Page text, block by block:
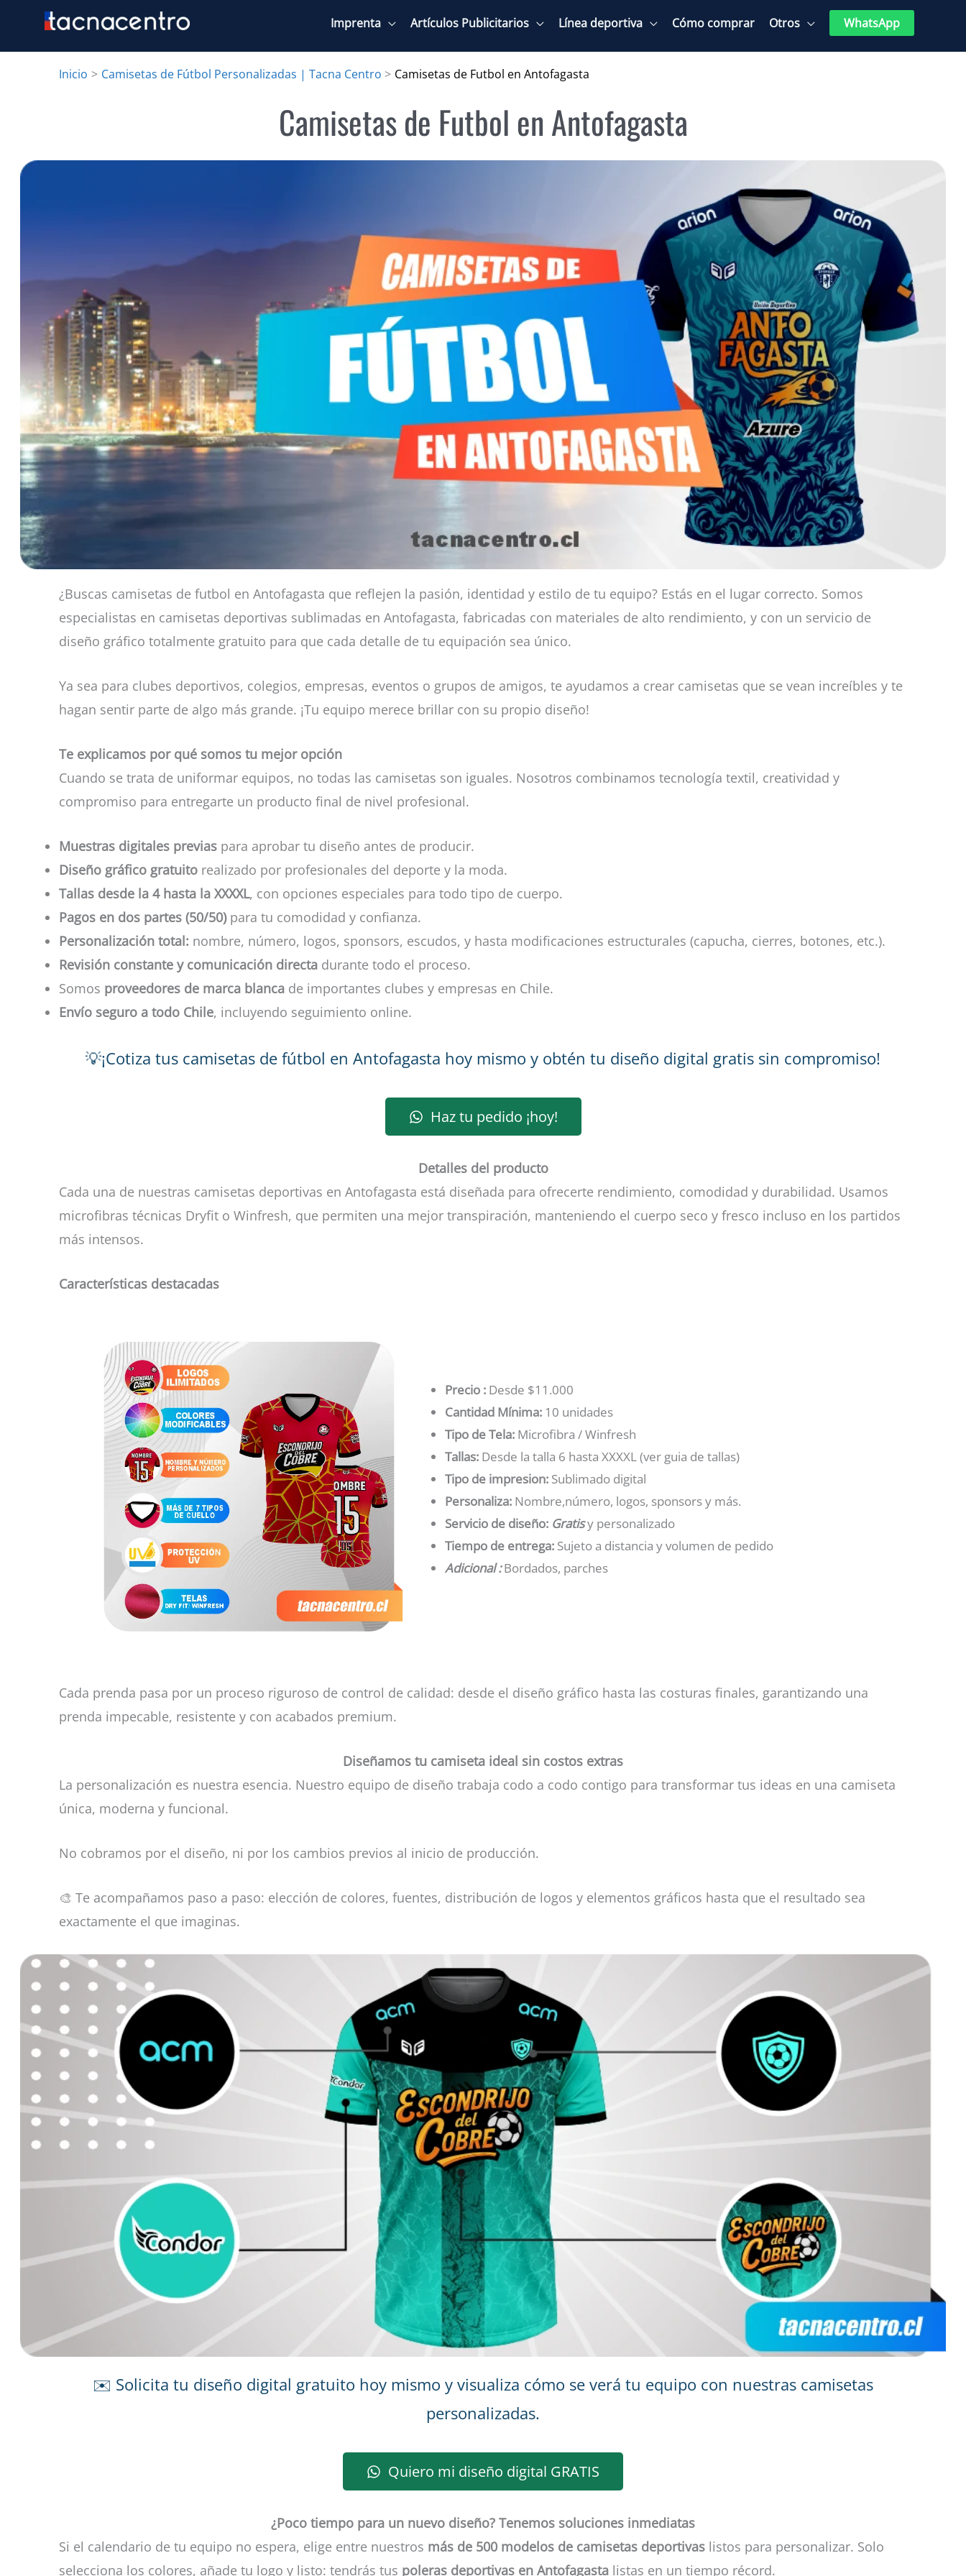
Imprenta Artículos Publicitarios Línea deportiva Cómo comprar Otros WhatsApp
Inicio Camisetas de Fútbol Personalizadas | Tacna Centro Camisetas de Futbol en Antofagasta
Camisetas de Futbol en Antofagasta
¿Buscas camisetas de futbol en Antofagasta que reflejen la pasión, identidad y estilo de tu equipo? Estás en el lugar correcto. Somos
especialistas en camisetas deportivas sublimadas en Antofagasta, fabricadas con materiales de alto rendimiento, y con un servicio de
diseño gráfico totalmente gratuito para que cada detalle de tu equipación sea único.
Ya sea para clubes deportivos, colegios, empresas, eventos o grupos de amigos, te ayudamos a crear camisetas que se vean increíbles y te
hagan sentir parte de algo más grande. ¡Tu equipo merece brillar con su propio diseño!
Te explicamos por qué somos tu mejor opción
Cuando se trata de uniformar equipos, no todas las camisetas son iguales. Nosotros combinamos tecnología textil, creatividad y
compromiso para entregarte un producto final de nivel profesional.
Muestras digitales previas para aprobar tu diseño antes de producir.
Diseño gráfico gratuito realizado por profesionales del deporte y la moda.
Tallas desde la 4 hasta la XXXXL, con opciones especiales para todo tipo de cuerpo.
Pagos en dos partes (50/50)para tu comodidad y confianza.
Personalización total: nombre, número, logos, sponsors, escudos, y hasta modificaciones estructurales (capucha, cierres, botones, etc.).
Revisión constante y comunicación directa durante todo el proceso.
Somos proveedores de marca blanca de importantes clubes y empresas en Chile.
Envío seguro a todo Chile, incluyendo seguimiento online.
💡¡Cotiza tus camisetas de fútbol en Antofagasta hoy mismo y obtén tu diseño digital gratis sin compromiso!
Haz tu pedido ¡hoy!
Detalles del producto
Cada una de nuestras camisetas deportivas en Antofagasta está diseñada para ofrecerte rendimiento, comodidad y durabilidad. Usamos
microfibras técnicas Dryfit o Winfresh, que permiten una mejor transpiración, manteniendo el cuerpo seco y fresco incluso en los partidos
más intensos.
Características destacadas
Precio :Desde $11.000
Cantidad Mínima:10 unidades
Tipo de Tela:Microfibra / Winfresh
Tallas: Desde la talla 6 hasta XXXXL (ver guia de tallas)
Tipo de impresion:Sublimado digital
Personaliza:Nombre,número, logos, sponsors y más.
Servicio de diseño: Gratisy personalizado
Tiempo de entrega:Sujeto a distancia y volumen de pedido
Adicional :Bordados, parches
Cada prenda pasa por un proceso riguroso de control de calidad: desde el diseño gráfico hasta las costuras finales, garantizando una
prenda impecable, resistente y con acabados premium.
Diseñamos tu camiseta ideal sin costos extras
La personalización es nuestra esencia. Nuestro equipo de diseño trabaja codo a codo contigo para transformar tus ideas en una camiseta
única, moderna y funcional.
No cobramos por el diseño, ni por los cambios previos al inicio de producción.
🎨 Te acompañamos paso a paso: elección de colores, fuentes, distribución de logos y elementos gráficos hasta que el resultado sea
exactamente el que imaginas.
✉️ Solicita tu diseño digital gratuito hoy mismo y visualiza cómo se verá tu equipo con nuestras camisetas
personalizadas.
Quiero mi diseño digital GRATIS
¿Poco tiempo para un nuevo diseño? Tenemos soluciones inmediatas
Si el calendario de tu equipo no espera, elige entre nuestros más de 500 modelos de camisetas deportivas listos para personalizar. Solo
selecciona los colores, añade tu logo y listo: tendrás tus poleras deportivas en Antofagasta listas en un tiempo récord.